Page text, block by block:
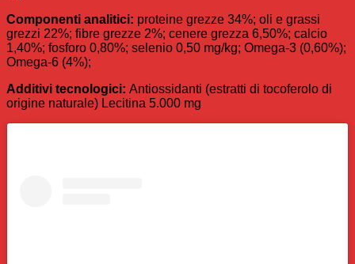
Componenti analitici: proteine grezze 34%; oli e grassi
grezzi 22%; fibre grezze 2%; cenere grezza 6,50%; calcio
1,40%; fosforo 0,80%; selenio 0,50 mg/kg; Omega-3 (0,60%);
Omega-6 (4%);
Additivi tecnologici: Antiossidanti (estratti di tocoferolo di
origine naturale) Lecitina 5.000 mg